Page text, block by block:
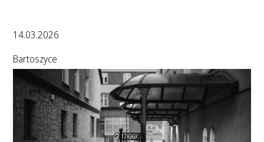
14.03.2026
Bartoszyce